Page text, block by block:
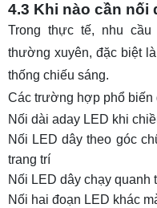
4.3 Khi nào cần nối
Trong thực tế, nhu
thường xuyên, đặc biệt
thống chiếu sáng.
Các trường hợp phổ biến
Nối dài aday LED khi
Nối LED dây theo góc
trang trí
Nối LED dây chạy quanh
Nối hai đoạn LED khác